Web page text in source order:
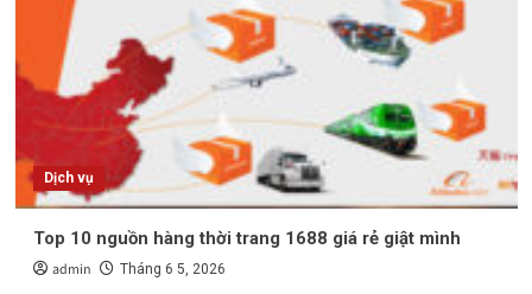
Dịch vụ
Top 10 nguồn hàng thời trang 1688 giá rẻ giật mình
admin Tháng 6 5, 2026